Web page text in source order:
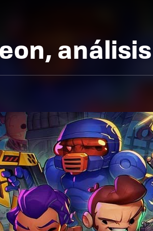
análisis